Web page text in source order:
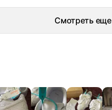
Смотреть еще